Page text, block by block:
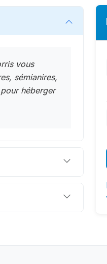
vous
sémianires,
héberger